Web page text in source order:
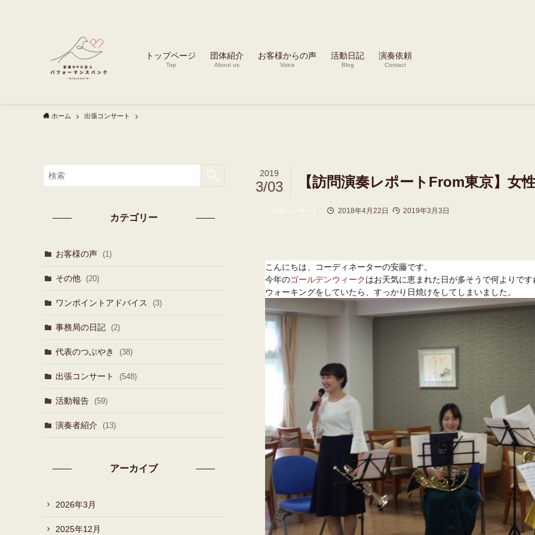
トップページ
Top
団体紹介
About us
お客様からの声
Voice
活動日記
Blog
演奏依頼
Contact
ホーム 出張コンサート
【訪問演奏レポートFrom東京】女
2019
3/03
出張コンサート 2018年4月22日 2019年3月3日
こんにちは、コーディネーターの安藤です。
今年のゴールデンウィークはお天気に恵まれた日が多そうで何よりです
ウォーキングをしていたら、すっかり日焼けをしてしまいました。
カテゴリー
お客様の声 (1)
その他 (20)
ワンポイントアドバイス (3)
事務局の日記 (2)
代表のつぶやき (38)
出張コンサート (548)
活動報告 (59)
演奏者紹介 (13)
アーカイブ
2026年3月
2025年12月